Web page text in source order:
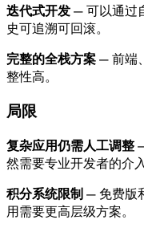
迭代式开发 — 可以通过
史可追溯可回滚。
完整的全栈方案 — 前端
整性高。
局限
复杂应用仍需人工调整
然需要专业开发者的介入
积分系统限制 — 免费版
用需要更高层级方案。